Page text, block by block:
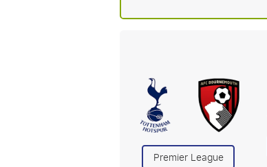
Premier League